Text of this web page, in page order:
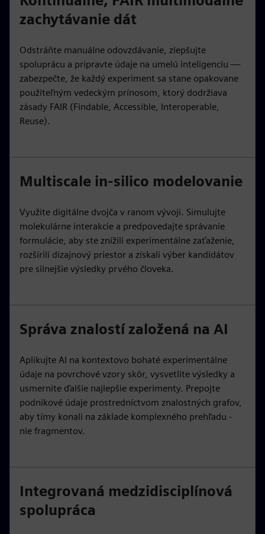
zachytávanie dát
Odstráňte manuálne odovzdávanie, zlepšujte
spoluprácu a pripravte údaje na umelú inteligenciu —
zabezpečte, že každý experiment sa stane opakovane
použiteľným vedeckým prínosom, ktorý dodržiava
zásady FAIR (Findable, Accessible, Interoperable,
Reuse).
Multiscale in-silico modelovanie
Využite digitálne dvojča v ranom vývoji. Simulujte
molekulárne interakcie a predpovedajte správanie
formulácie, aby ste znížili experimentálne zaťaženie,
rozšírili dizajnový priestor a získali výber kandidátov
pre silnejšie výsledky prvého človeka.
Správa znalostí založená na AI
Aplikujte AI na kontextovo bohaté experimentálne
údaje na povrchové vzory skôr, vysvetlite výsledky a
usmernite ďalšie najlepšie experimenty. Prepojte
podnikové údaje prostredníctvom znalostných grafov,
aby tímy konali na základe komplexného prehľadu -
nie fragmentov.
Integrovaná medzidisciplínová
spolupráca